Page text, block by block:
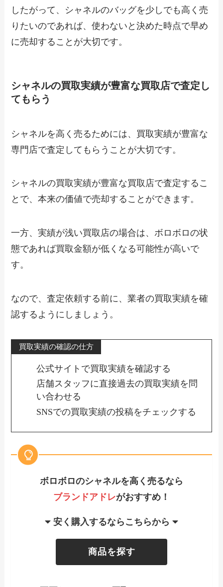
したがって、シャネルのバッグを少しでも高く売
りたいのであれば、使わないと決めた時点で早め
に売却することが大切です。
シャネルの買取実績が豊富な買取店で査定し
てもらう
シャネルを高く売るためには、買取実績が豊富な
専門店で査定してもらうことが大切です。
シャネルの買取実績が豊富な買取店で査定するこ
とで、本来の価値で売却することができます。
一方、実績が浅い買取店の場合は、ボロボロの状
態であれば買取金額が低くなる可能性が高いで
す。
なので、査定依頼する前に、業者の買取実績を確
認するようにしましょう。
買取実績の確認の仕方
公式サイトで買取実績を確認する
店舗スタッフに直接過去の買取実績を問
い合わせる
SNSでの買取実績の投稿をチェックする
ボロボロのシャネルを高く売るなら
ブランドアドレがおすすめ！
安く購入するならこちらから
商品を探す